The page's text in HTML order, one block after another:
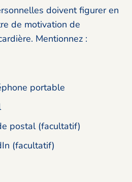
doivent figurer en
de motivation de
Mentionnez :
portable
postal (facultatif)
(facultatif)